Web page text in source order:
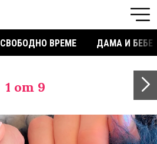
СВОБОДНО ВРЕМЕ ДАМА И БЕБЕ
1 от 9